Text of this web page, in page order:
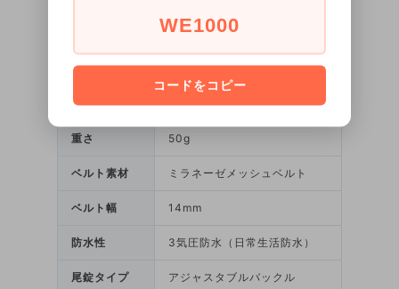
バー）
風防 ミネラルガラス
縦28mm / 横30mm / 厚さ
6mm
重さ 50g
ベルト素材 ミラネーゼメッシュベルト
ベルト幅 14mm
防水性 3気圧防水（日常生活防水）
尾錠タイプ アジャスタブルバックル
WE1000
コードをコピー